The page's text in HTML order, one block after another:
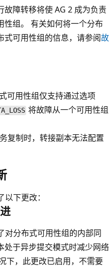
障转移将使 AG 2 成为负责
性组。 有关如何将一个分布
式可用性组的信息，请参阅故
可用性组仅支持通过选项
将故障从一个可用性组
复制时，转接副本无法配置
下更改：
对分布式可用性组的内部同
处于异步提交模式时减少网络
下，此更改已启用，不需要